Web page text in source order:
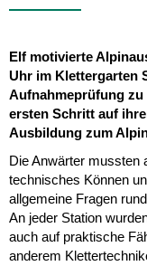
Elf motivierte
Uhr im Klettergarten
Aufnahmeprüfung
ersten Schritt auf
Ausbildung zum
Die Anwärter mussten
technisches Können
allgemeine Fragen
An jeder Station
auch auf praktische
anderem